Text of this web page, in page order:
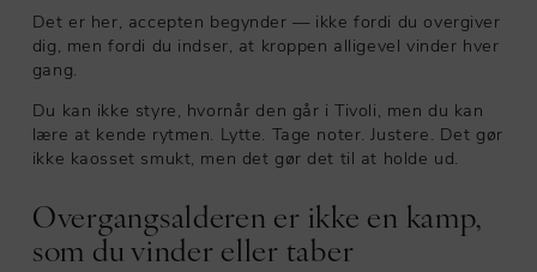
Det er her, accepten begynder — ikke fordi du overgiver
dig, men fordi du indser, at kroppen alligevel vinder hver
gang.
Du kan ikke styre, hvornår den går i Tivoli, men du kan
lære at kende rytmen. Lytte. Tage noter. Justere. Det gør
ikke kaosset smukt, men det gør det til at holde ud.
Overgangsalderen er ikke en kamp,
som du vinder eller taber